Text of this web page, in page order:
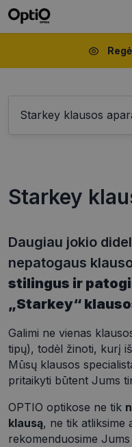
Starkey klausos
Starkey
Daugiau jokio
nepatogaus
stilingus ir
„Starkey“
Galimi ne vienas
tipų), todėl žinoti, kurį
Mūsų klausos
pritaikyti būtent Jums
OPTIO optikose ne tik
klausą, ne tik atliksime
rekomenduosime